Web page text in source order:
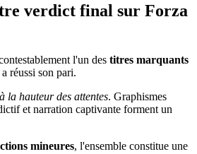
verdict final sur Forza
l'un des titres marquants
réussi son pari.
à la hauteur des attentes. Graphismes
et narration captivante forment un
mineures, l'ensemble constitue une